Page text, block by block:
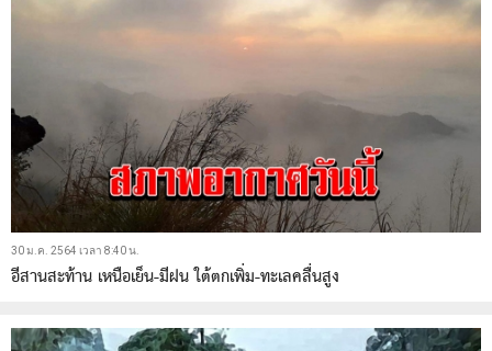
30 ม.ค. 2564 เวลา 8:40 น.
อีสานสะท้าน เหนือเย็น-มีฝน ใต้ตกเพิ่ม-ทะเลคลื่นสูง